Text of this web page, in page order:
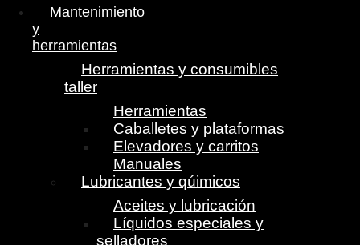
Mantenimiento
y
herramientas
Herramientas y consumibles
taller
Herramientas
Caballetes y plataformas
Elevadores y carritos
Manuales
Lubricantes y qúimicos
Aceites y lubricación
Líquidos especiales y
selladores